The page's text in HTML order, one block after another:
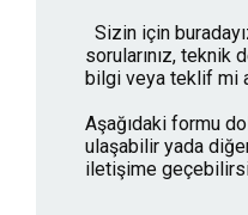
Sizin için
sorularınız, teknik
bilgi veya teklif mi
Aşağıdaki formu
ulaşabilir yada
iletişime